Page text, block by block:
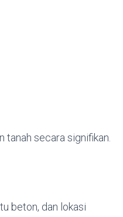
tanah secara signifikan.
beton, dan lokasi